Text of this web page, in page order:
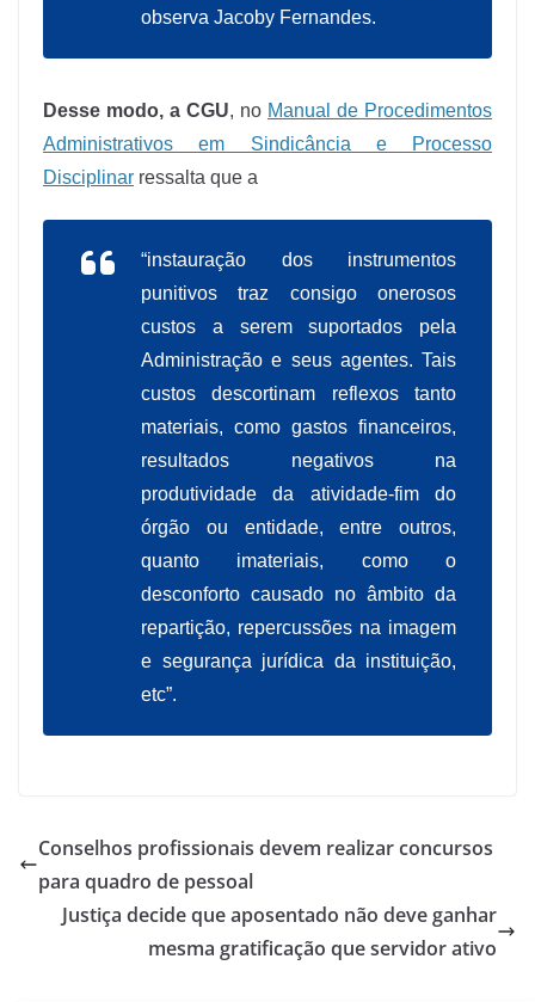
observa Jacoby Fernandes.
Desse modo, a CGU, no Manual de Procedimentos
Administrativos em Sindicância e Processo
Disciplinar ressalta que a
“instauração dos instrumentos
punitivos traz consigo onerosos
custos a serem suportados pela
Administração e seus agentes. Tais
custos descortinam reflexos tanto
materiais, como gastos financeiros,
resultados negativos na
produtividade da atividade-fim do
órgão ou entidade, entre outros,
quanto imateriais, como o
desconforto causado no âmbito da
repartição, repercussões na imagem
e segurança jurídica da instituição,
etc”.
Conselhos profissionais devem realizar concursos
para quadro de pessoal
Justiça decide que aposentado não deve ganhar
mesma gratificação que servidor ativo